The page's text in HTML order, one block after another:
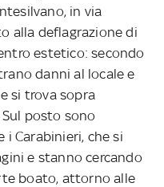
in via
alla deflagrazione di
estetico: secondo
danni al locale e
si trova sopra
posto sono
Carabinieri, che si
e stanno cercando
boato, attorno alle